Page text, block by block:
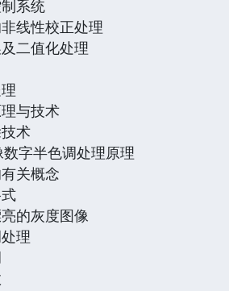
系统
线性校正处理
二值化处理
与技术
术
字半色调处理原理
关概念
的灰度图像
理